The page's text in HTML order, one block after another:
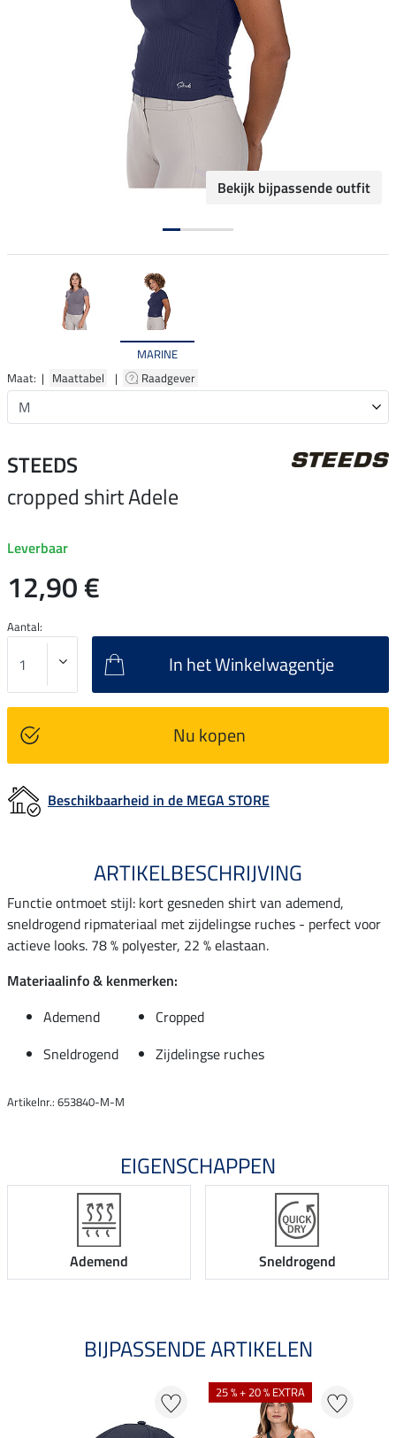
Bekijk bijpassende outfit
MARINE
Maat: | Maattabel | Raadgever
STEEDS
cropped shirt Adele
Leverbaar
12,90 €
Aantal:
In het Winkelwagentje
Nu kopen
Beschikbaarheid in de MEGA STORE
ARTIKELBESCHRIJVING
Functie ontmoet stijl: kort gesneden shirt van ademend,
sneldrogend ripmateriaal met zijdelingse ruches - perfect voor
actieve looks. 78 % polyester, 22 % elastaan.
Materiaalinfo & kenmerken:
Ademend
Cropped
Sneldrogend
Zijdelingse ruches
Artikelnr.: 653840-M-M
EIGENSCHAPPEN
Ademend Sneldrogend
BIJPASSENDE ARTIKELEN
25 % + 20 % EXTRA